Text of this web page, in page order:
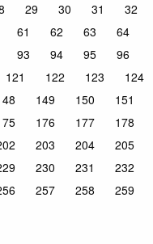
29 30 31
32
61 62 63
64
93 94 95
96
121 122 123
124
149 150
151
176 177
178
203 204
205
230 231
232
257 258
259